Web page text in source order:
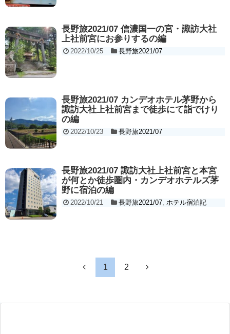
長野旅2021/07 信濃国一の宮・諏訪大社
上社前宮にお参りするの編
2022/10/25 長野旅2021/07
長野旅2021/07 カンデオホテル茅野から
諏訪大社上社前宮まで徒歩にて詣でけり
の編
2022/10/23 長野旅2021/07
長野旅2021/07 諏訪大社上社前宮と本宮
が何とか徒歩圏内・カンデオホテルズ茅
野に宿泊の編
2022/10/21 長野旅2021/07, ホテル宿泊記
1 2